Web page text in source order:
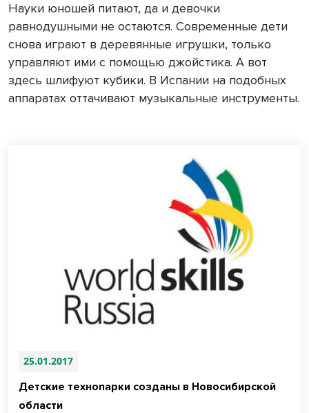
Науки юношей питают, да и девочки
равнодушными не остаются. Современные дети
снова играют в деревянные игрушки, только
управляют ими с помощью джойстика. А вот
здесь шлифуют кубики. В Испании на подобных
аппаратах оттачивают музыкальные инструменты.
25.01.2017
Детские технопарки созданы в Новосибирской
области